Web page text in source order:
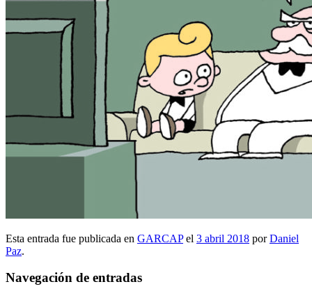
Esta entrada fue publicada en GARCAPel 3 abril 2018 porDaniel
Paz.
Navegación de entradas